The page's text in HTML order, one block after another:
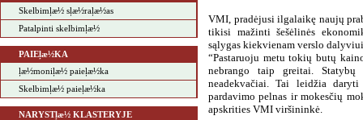
Skelbimļæ½ sļæ½raļæ½as
Patalpinti skelbimļæ½
PAIEļæ½KA
ļæ½moniļæ½ paieļæ½ka
Skelbimļæ½ paieļæ½ka
NARYSTļæ½ KLASTERYJE
VMI, pradėjusi ilgalaikę naujų
tikisi mažinti šešėlinės
sąlygas kiekvienam verslo
“Pastaruoju metu tokių butų
nebrango taip greitai. Statybų
neadekvačiai. Tai leidžia
pardavimo pelnas ir mokesčių
apskrities VMI viršininkė.